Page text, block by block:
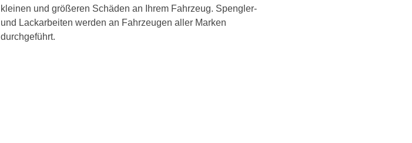
kleinen und größeren Schäden an Ihrem Fahrzeug. Spengler-
und Lackarbeiten werden an Fahrzeugen aller Marken
durchgeführt.